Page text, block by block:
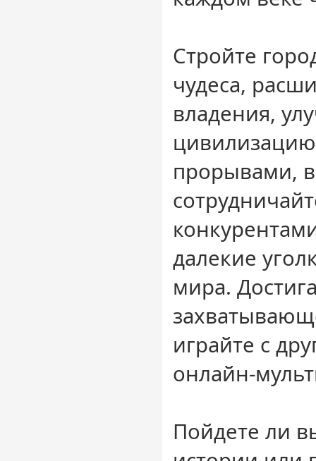
Стройте
чудеса,
владения,
прорывами,
далекие
мира.
играйте с
онлайн-
Пойдете ли